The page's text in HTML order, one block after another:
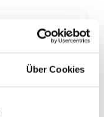
Über Cookies